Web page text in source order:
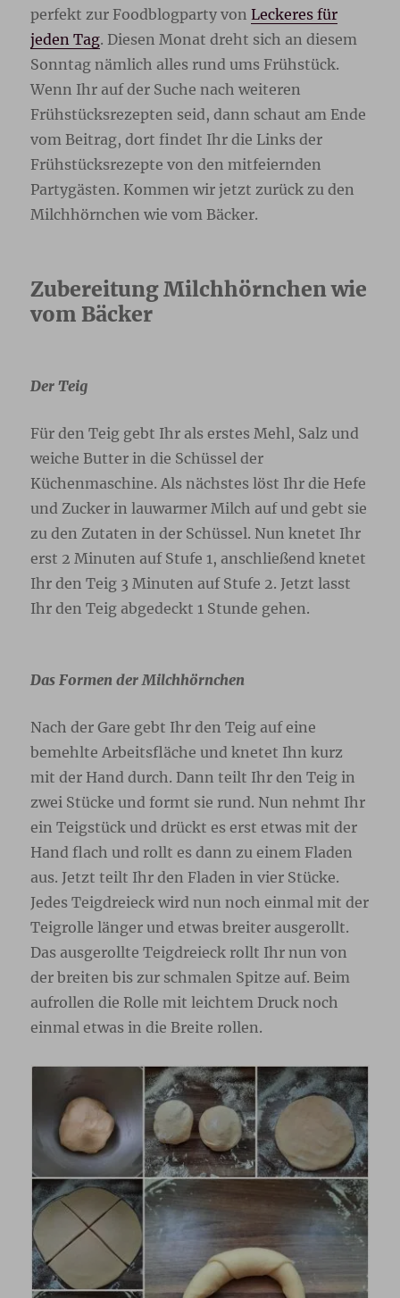
perfekt zur Foodblogparty vonLeckeres für
jeden Tag. Diesen Monat dreht sich an diesem
Sonntag nämlich alles rund ums Frühstück.
Wenn Ihr auf der Suche nach weiteren
Frühstücksrezepten seid, dann schaut am Ende
vom Beitrag, dort findet Ihr die Links der
Frühstücksrezepte von den mitfeiernden
Partygästen. Kommen wir jetzt zurück zu den
Milchhörnchen wie vom Bäcker.
Zubereitung Milchhörnchen wie
vom Bäcker
Der Teig
Für den Teig gebt Ihr als erstes Mehl, Salz und
weiche Butter in die Schüssel der
Küchenmaschine. Als nächstes löst Ihr die Hefe
und Zucker in lauwarmer Milch auf und gebt sie
zu den Zutaten in der Schüssel. Nun knetet Ihr
erst 2 Minuten auf Stufe 1, anschließend knetet
Ihr den Teig 3 Minuten auf Stufe 2. Jetzt lasst
Ihr den Teig abgedeckt 1 Stunde gehen.
Das Formen der Milchhörnchen
Nach der Gare gebt Ihr den Teig auf eine
bemehlte Arbeitsfläche und knetet Ihn kurz
mit der Hand durch. Dann teilt Ihr den Teig in
zwei Stücke und formt sie rund. Nun nehmt Ihr
ein Teigstück und drückt es erst etwas mit der
Hand flach und rollt es dann zu einem Fladen
aus. Jetzt teilt Ihr den Fladen in vier Stücke.
Jedes Teigdreieck wird nun noch einmal mit der
Teigrolle länger und etwas breiter ausgerollt.
Das ausgerollte Teigdreieck rollt Ihr nun von
der breiten bis zur schmalen Spitze auf. Beim
aufrollen die Rolle mit leichtem Druck noch
einmal etwas in die Breite rollen.